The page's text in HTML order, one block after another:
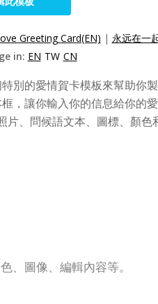
Greeting Card(EN) | 永远在一
in: EN TW CN
別的愛情賀卡模板來幫助你
，讓你輸入你的信息給你的
、問候語文本、圖標、顏
、圖像、編輯內容等。